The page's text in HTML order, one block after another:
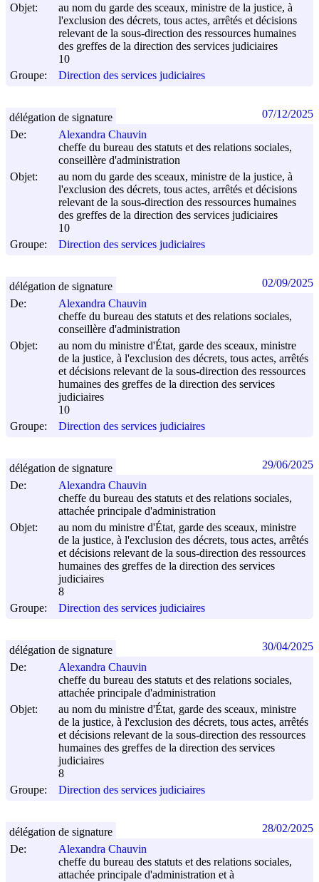
Objet:
au nom du garde des sceaux, ministre de la justice, à
l'exclusion des décrets, tous actes, arrêtés et décisions
relevant de la sous-direction des ressources humaines
des greffes de la direction des services judiciaires
10
Groupe:
Direction des services judiciaires
De:
Alexandra Chauvin
cheffe du bureau des statuts et des relations sociales,
conseillère d'administration
Objet:
au nom du garde des sceaux, ministre de la justice, à
l'exclusion des décrets, tous actes, arrêtés et décisions
relevant de la sous-direction des ressources humaines
des greffes de la direction des services judiciaires
10
Groupe:
Direction des services judiciaires
délégation de signature 07/12/2025
De:
Alexandra Chauvin
cheffe du bureau des statuts et des relations sociales,
conseillère d'administration
Objet:
au nom du ministre d'État, garde des sceaux, ministre
de la justice, à l'exclusion des décrets, tous actes, arrêtés
et décisions relevant de la sous-direction des ressources
humaines des greffes de la direction des services
judiciaires
10
Groupe:
Direction des services judiciaires
délégation de signature 02/09/2025
De:
Alexandra Chauvin
cheffe du bureau des statuts et des relations sociales,
attachée principale d'administration
Objet:
au nom du ministre d'État, garde des sceaux, ministre
de la justice, à l'exclusion des décrets, tous actes, arrêtés
et décisions relevant de la sous-direction des ressources
humaines des greffes de la direction des services
judiciaires
8
Groupe:
Direction des services judiciaires
délégation de signature 29/06/2025
De:
Alexandra Chauvin
cheffe du bureau des statuts et des relations sociales,
attachée principale d'administration
Objet:
au nom du ministre d'État, garde des sceaux, ministre
de la justice, à l'exclusion des décrets, tous actes, arrêtés
et décisions relevant de la sous-direction des ressources
humaines des greffes de la direction des services
judiciaires
8
Groupe:
Direction des services judiciaires
délégation de signature 30/04/2025
De:
Alexandra Chauvin
cheffe du bureau des statuts et des relations sociales,
attachée principale d'administration et à
délégation de signature 28/02/2025